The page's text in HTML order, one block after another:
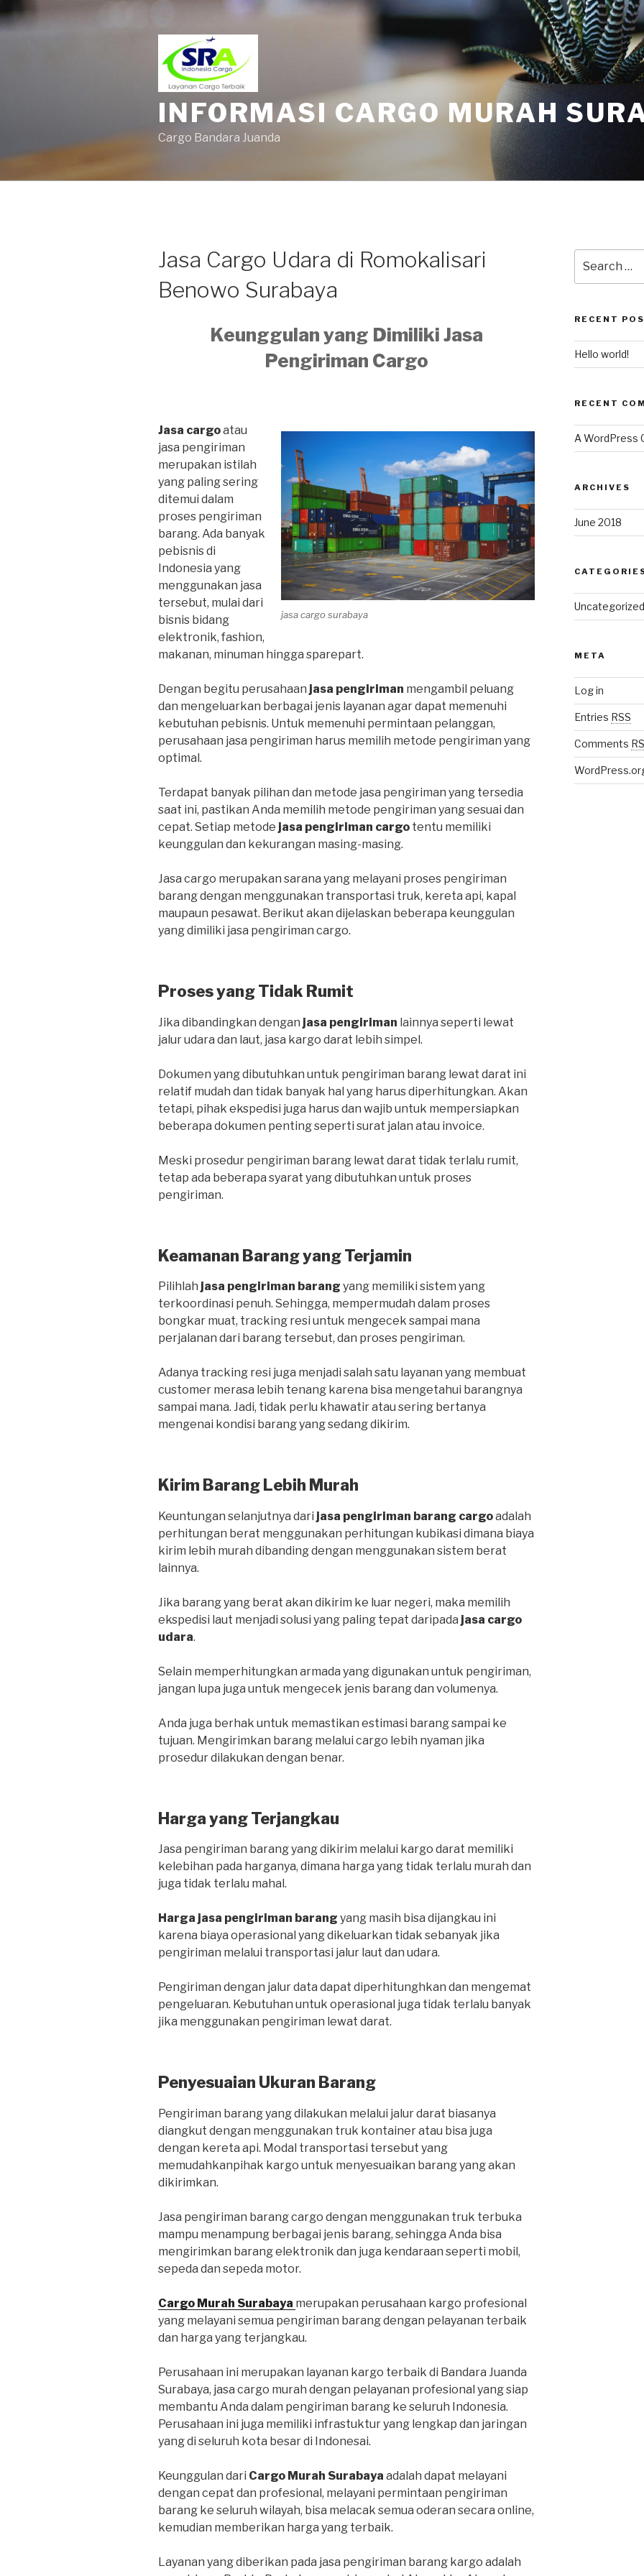
INFORMASI CARGO MURAH
Cargo Bandara Juanda
Jasa Cargo Udara di Romokalisari
Benowo Surabaya
Keunggulan yang Dimiliki Jasa
Pengiriman Cargo
jasa cargo surabaya
Jasa cargoatau
jasa pengiriman
merupakan istilah
yang paling sering
ditemui dalam
proses pengiriman
barang. Ada banyak
pebisnis di
Indonesia yang
menggunakan jasa
tersebut, mulai dari
bisnis bidang
elektronik, fashion,
makanan, minuman hingga sparepart.
Dengan begitu perusahaan jasa pengiriman mengambil peluang
dan mengeluarkan berbagai jenis layanan agar dapat memenuhi
kebutuhan pebisnis. Untuk memenuhi permintaan pelanggan,
perusahaan jasa pengiriman harus memilih metode pengiriman yang
optimal.
Terdapat banyak pilihan dan metode jasa pengiriman yang tersedia
saat ini, pastikan Anda memilih metode pengiriman yang sesuai dan
cepat. Setiap metode jasa pengiriman cargo tentu memiliki
keunggulan dan kekurangan masing-masing.
Jasa cargo merupakan sarana yang melayani proses pengiriman
barang dengan menggunakan transportasi truk, kereta api, kapal
maupaun pesawat. Berikut akan dijelaskan beberapa keunggulan
yang dimiliki jasa pengiriman cargo.
Proses yang Tidak Rumit
Jika dibandingkan dengan jasa pengiriman lainnya seperti lewat
jalur udara dan laut, jasa kargo darat lebih simpel.
Dokumen yang dibutuhkan untuk pengiriman barang lewat darat ini
relatif mudah dan tidak banyak hal yang harus diperhitungkan. Akan
tetapi, pihak ekspedisi juga harus dan wajib untuk mempersiapkan
beberapa dokumen penting seperti surat jalan atau invoice.
Meski prosedur pengiriman barang lewat darat tidak terlalu rumit,
tetap ada beberapa syarat yang dibutuhkan untuk proses
pengiriman.
Keamanan Barang yang Terjamin
Pilihlah jasa pengiriman barang yang memiliki sistem yang
terkoordinasi penuh. Sehingga, mempermudah dalam proses
bongkar muat, tracking resi untuk mengecek sampai mana
perjalanan dari barang tersebut, dan proses pengiriman.
Adanya tracking resi juga menjadi salah satu layanan yang membuat
customer merasa lebih tenang karena bisa mengetahui barangnya
sampai mana. Jadi, tidak perlu khawatir atau sering bertanya
mengenai kondisi barang yang sedang dikirim.
Kirim Barang Lebih Murah
Keuntungan selanjutnya dari jasa pengiriman barang cargoadalah
perhitungan berat menggunakan perhitungan kubikasi dimana biaya
kirim lebih murah dibanding dengan menggunakan sistem berat
lainnya.
Jika barang yang berat akan dikirim ke luar negeri, maka memilih
ekspedisi laut menjadi solusi yang paling tepat daripada jasa cargo
udara.
Selain memperhitungkan armada yang digunakan untuk pengiriman,
jangan lupa juga untuk mengecek jenis barang dan volumenya.
Anda juga berhak untuk memastikan estimasi barang sampai ke
tujuan. Mengirimkan barang melalui cargo lebih nyaman jika
prosedur dilakukan dengan benar.
Harga yang Terjangkau
Jasa pengiriman barang yang dikirim melalui kargo darat memiliki
kelebihan pada harganya, dimana harga yang tidak terlalu murah dan
juga tidak terlalu mahal.
Harga jasa pengiriman barang yang masih bisa dijangkau ini
karena biaya operasional yang dikeluarkan tidak sebanyak jika
pengiriman melalui transportasi jalur laut dan udara.
Pengiriman dengan jalur data dapat diperhitunghkan dan mengemat
pengeluaran. Kebutuhan untuk operasional juga tidak terlalu banyak
jika menggunakan pengiriman lewat darat.
Penyesuaian Ukuran Barang
Pengiriman barang yang dilakukan melalui jalur darat biasanya
diangkut dengan menggunakan truk kontainer atau bisa juga
dengan kereta api. Modal transportasi tersebut yang
memudahkanpihak kargo untuk menyesuaikan barang yang akan
dikirimkan.
Jasa pengiriman barang cargo dengan menggunakan truk terbuka
mampu menampung berbagai jenis barang, sehingga Anda bisa
mengirimkan barang elektronik dan juga kendaraan seperti mobil,
sepeda dan sepeda motor.
Cargo Murah Surabaya merupakan perusahaan kargo profesional
yang melayani semua pengiriman barang dengan pelayanan terbaik
dan harga yang terjangkau.
Perusahaan ini merupakan layanan kargo terbaik di Bandara Juanda
Surabaya, jasa cargo murah dengan pelayanan profesional yang siap
membantu Anda dalam pengiriman barang ke seluruh Indonesia.
Perusahaan ini juga memiliki infrastuktur yang lengkap dan jaringan
yang di seluruh kota besar di Indonesai.
Keunggulan dari Cargo Murah Surabaya adalah dapat melayani
dengan cepat dan profesional, melayani permintaan pengiriman
barang ke seluruh wilayah, bisa melacak semua oderan secara online,
kemudian memberikan harga yang terbaik.
Layanan yang diberikan pada jasa pengiriman barang kargo adalah
RECENT
Hello world!
RECENT
A WordPress
ARCHIVES
June 2018
Uncategorized
META
Log in
Entries RSS
Comments